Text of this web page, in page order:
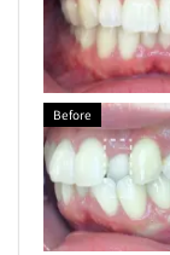
Before